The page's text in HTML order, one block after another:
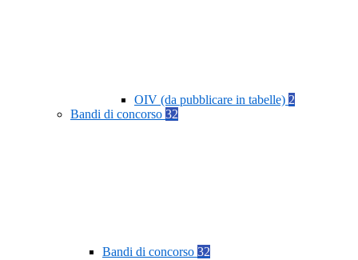
OIV (da pubblicare in tabelle) 2
Bandi di concorso 32
Bandi di concorso 32